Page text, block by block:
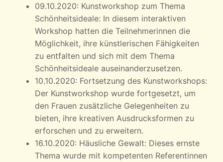
09.10.2020: Kunstworkshop zum Thema
Schönheitsideale: In diesem interaktiven
Workshop hatten die Teilnehmerinnen die
Möglichkeit, ihre künstlerischen Fähigkeiten
zu entfalten und sich mit dem Thema
Schönheitsideale auseinanderzusetzen.
10.10.2020: Fortsetzung des Kunstworkshops:
Der Kunstworkshop wurde fortgesetzt, um
den Frauen zusätzliche Gelegenheiten zu
bieten, ihre kreativen Ausdrucksformen zu
erforschen und zu erweitern.
16.10.2020: Häusliche Gewalt: Dieses ernste
Thema wurde mit kompetenten Referentinnen